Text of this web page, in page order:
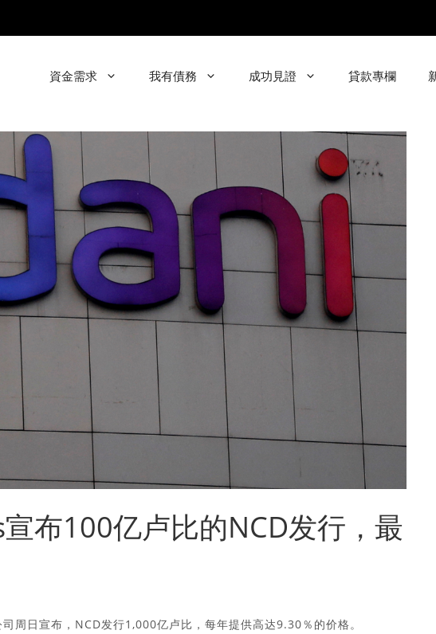
資金需求 我有債務 成功見證 貸款專欄
布100亿卢比的NCD发行，最
周日宣布，NCD发行1,000亿卢比，每年提供高达9.30％的价格。